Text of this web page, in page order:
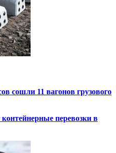
сошли 11 вагонов грузового
перевозки в